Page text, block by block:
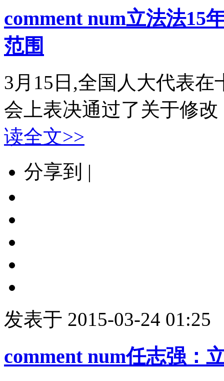
comment num立法法15
范围
3月15日,全国人大代表
会上表决通过了关于修
读全文>>
分享到 |
发表于 2015-03-24 01:25
comment num任志强：